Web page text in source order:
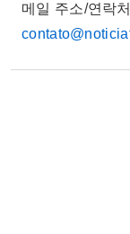
메일 주소/연락